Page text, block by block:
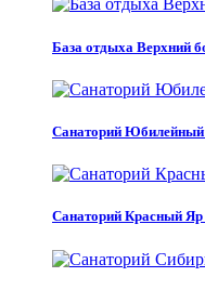
База отдыха Верхний
Санаторий
Санаторий Красный